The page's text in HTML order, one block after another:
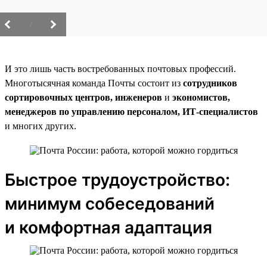
И это лишь часть востребованных почтовых профессий.
Многотысячная команда Почты состоит из сотрудников
сортировочных центров, инженеров и экономистов,
менеджеров по управлению персоналом, ИТ-специалистов
и многих других.
Быстрое трудоустройство:
минимум собеседований
и комфортная адаптация